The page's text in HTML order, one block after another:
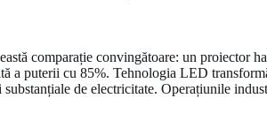
comparație convingătoare: un proiector
a puterii cu 85%. Tehnologia LED
de electricitate. Operațiunile